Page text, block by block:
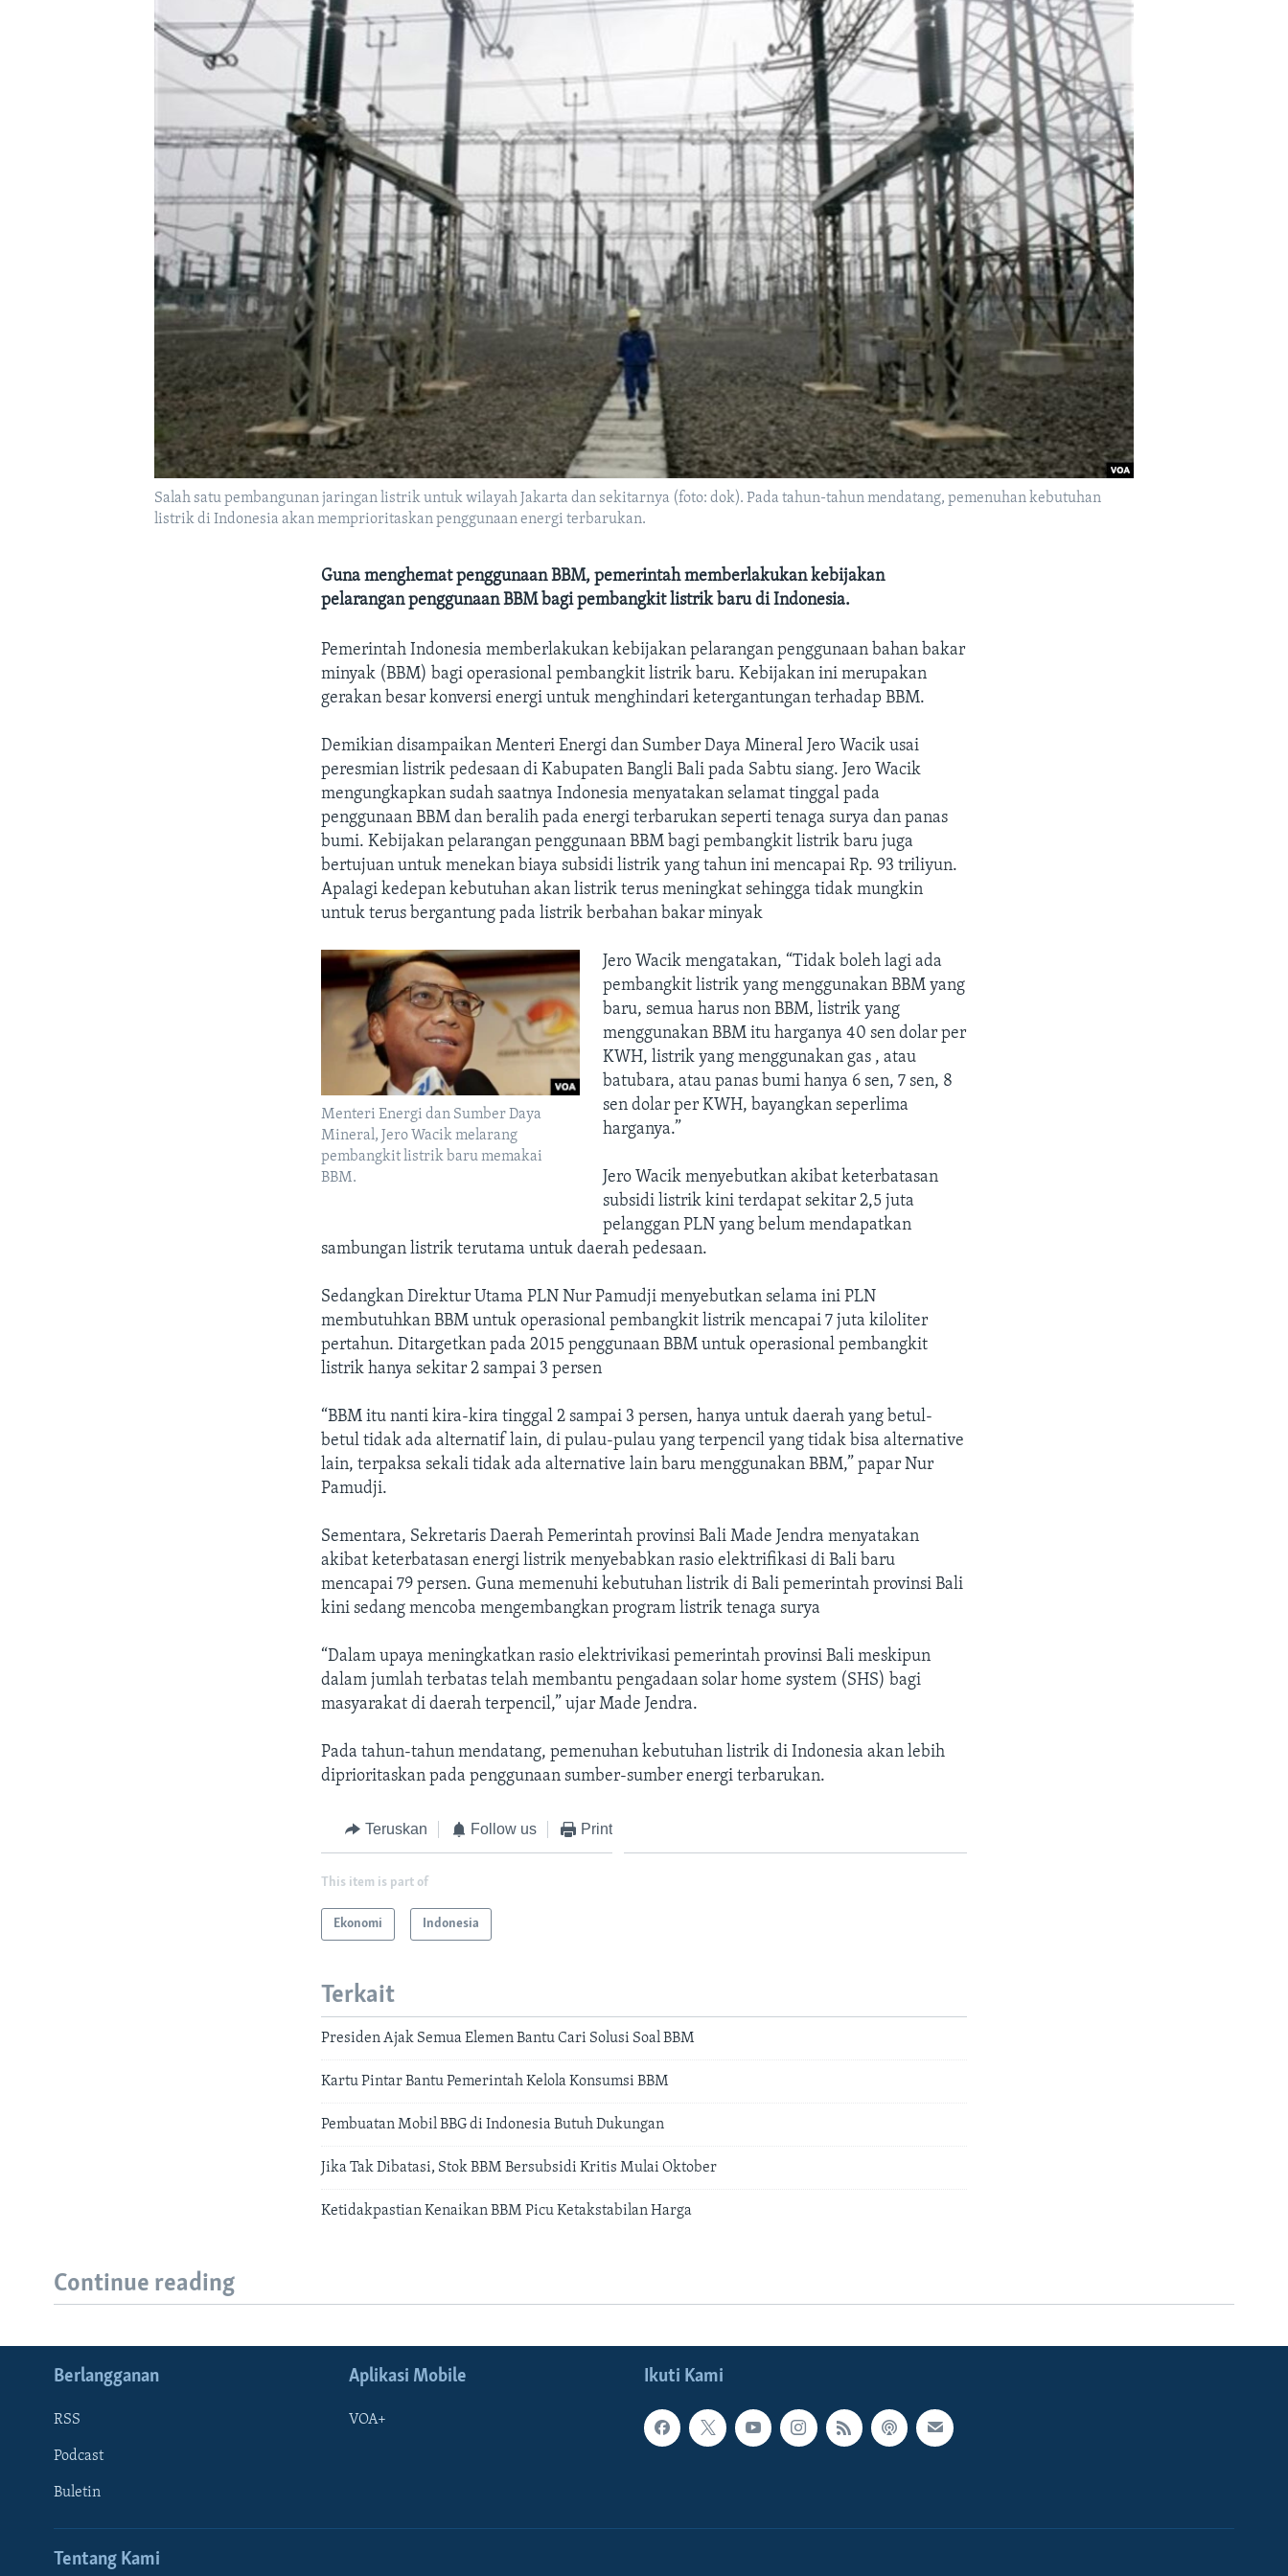
Salah satu pembangunan jaringan listrik untuk wilayah Jakarta dan sekitarnya (foto: dok). Pada tahun-tahun mendatang, pemenuhan kebutuhan
listrik di Indonesia akan memprioritaskan penggunaan energi terbarukan.
Guna menghemat penggunaan BBM, pemerintah memberlakukan kebijakan
pelarangan penggunaan BBM bagi pembangkit listrik baru di Indonesia.
Pemerintah Indonesia memberlakukan kebijakan pelarangan penggunaan bahan bakar
minyak (BBM) bagi operasional pembangkit listrik baru. Kebijakan ini merupakan
gerakan besar konversi energi untuk menghindari ketergantungan terhadap BBM.
Demikian disampaikan Menteri Energi dan Sumber Daya Mineral Jero Wacik usai
peresmian listrik pedesaan di Kabupaten Bangli Bali pada Sabtu siang. Jero Wacik
mengungkapkan sudah saatnya Indonesia menyatakan selamat tinggal pada
penggunaan BBM dan beralih pada energi terbarukan seperti tenaga surya dan panas
bumi. Kebijakan pelarangan penggunaan BBM bagi pembangkit listrik baru juga
bertujuan untuk menekan biaya subsidi listrik yang tahun ini mencapai Rp. 93 triliyun.
Apalagi kedepan kebutuhan akan listrik terus meningkat sehingga tidak mungkin
untuk terus bergantung pada listrik berbahan bakar minyak
Menteri Energi dan Sumber Daya
Mineral, Jero Wacik melarang
pembangkit listrik baru memakai
BBM.
Jero Wacik mengatakan, “Tidak boleh lagi ada
pembangkit listrik yang menggunakan BBM yang
baru, semua harus non BBM, listrik yang
menggunakan BBM itu harganya 40 sen dolar per
KWH, listrik yang menggunakan gas , atau
batubara, atau panas bumi hanya 6 sen, 7 sen, 8
sen dolar per KWH, bayangkan seperlima
harganya.”
Jero Wacik menyebutkan akibat keterbatasan
subsidi listrik kini terdapat sekitar 2,5 juta
pelanggan PLN yang belum mendapatkan
sambungan listrik terutama untuk daerah pedesaan.
Sedangkan Direktur Utama PLN Nur Pamudji menyebutkan selama ini PLN
membutuhkan BBM untuk operasional pembangkit listrik mencapai 7 juta kiloliter
pertahun. Ditargetkan pada 2015 penggunaan BBM untuk operasional pembangkit
listrik hanya sekitar 2 sampai 3 persen
“BBM itu nanti kira-kira tinggal 2 sampai 3 persen, hanya untuk daerah yang betul-
betul tidak ada alternatif lain, di pulau-pulau yang terpencil yang tidak bisa alternative
lain, terpaksa sekali tidak ada alternative lain baru menggunakan BBM,” papar Nur
Pamudji.
Sementara, Sekretaris Daerah Pemerintah provinsi Bali Made Jendra menyatakan
akibat keterbatasan energi listrik menyebabkan rasio elektrifikasi di Bali baru
mencapai 79 persen. Guna memenuhi kebutuhan listrik di Bali pemerintah provinsi Bali
kini sedang mencoba mengembangkan program listrik tenaga surya
“Dalam upaya meningkatkan rasio elektrivikasi pemerintah provinsi Bali meskipun
dalam jumlah terbatas telah membantu pengadaan solar home system (SHS) bagi
masyarakat di daerah terpencil,” ujar Made Jendra.
Pada tahun-tahun mendatang, pemenuhan kebutuhan listrik di Indonesia akan lebih
diprioritaskan pada penggunaan sumber-sumber energi terbarukan.
Teruskan Follow us Print
This item is part of
Ekonomi Indonesia
Terkait
Presiden Ajak Semua Elemen Bantu Cari Solusi Soal BBM
Kartu Pintar Bantu Pemerintah Kelola Konsumsi BBM
Pembuatan Mobil BBG di Indonesia Butuh Dukungan
Jika Tak Dibatasi, Stok BBM Bersubsidi Kritis Mulai Oktober
Ketidakpastian Kenaikan BBM Picu Ketakstabilan Harga
Continue reading
Ikuti Kami
Berlangganan
RSS
Podcast
Buletin
Aplikasi Mobile
VOA+
Tentang Kami